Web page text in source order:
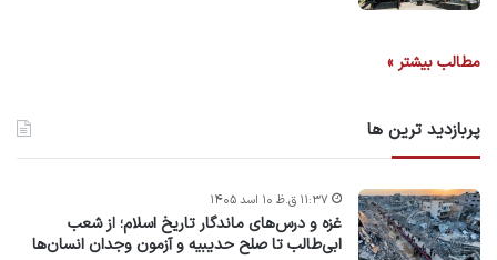
مطالب بیشتر »
پربازدید ترین ها
غزه و درس‌های ماندگار تاریخ اسلام؛ از شعب
ابی‌طالب تا صلح حدیبیه و آزمون وجدان انسان‌ها
۱۱:۳۷ ق.ظ ۱۰ اسد ۱۴۰۵